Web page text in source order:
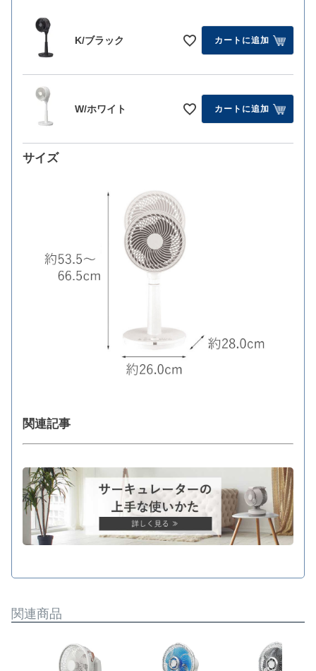
K/ブラック カートに追加
W/ホワイト カートに追加
サイズ
関連記事
関連商品